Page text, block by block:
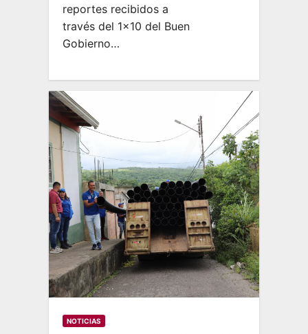
reportes recibidos a
través del 1×10 del Buen
Gobierno…
NOTICIAS